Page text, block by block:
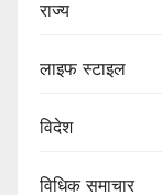
राज्य
लाइफ स्टाइल
विदेश
विधिक समाचार